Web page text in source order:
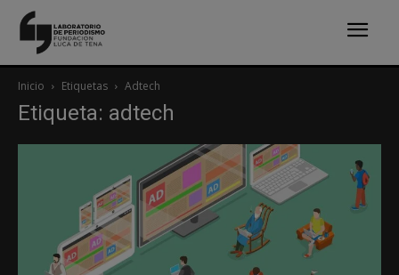
Inicio Etiquetas Adtech
Etiqueta: adtech